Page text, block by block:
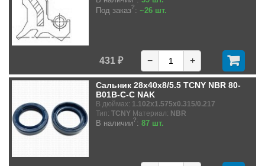
Под заказ?: ~26 шт.
431 ₽ − +
Сальник 28x40x8/5.5 TCNY NBR 80-
B01B-C-C NAK
В дюймах: 1.102x1.575x0.315/0.217
Тип: TCNY Материал: NBR
В наличии?: 87 шт.